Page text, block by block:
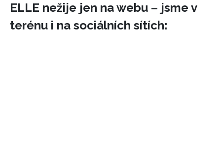
ELLE nežije jen na webu – jsme v
terénu i na sociálních sítích: